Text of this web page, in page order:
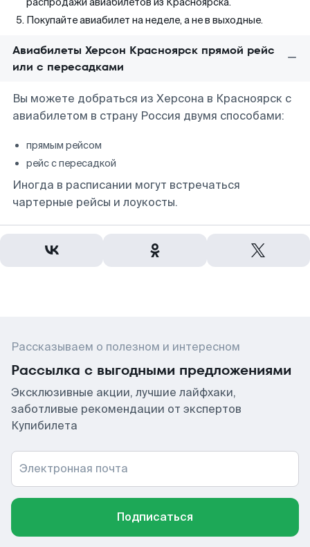
Покупайте авиабилет на неделе, а не в выходные.
Авиабилеты Херсон Красноярск прямой рейс
или с пересадками
Вы можете добраться из Херсона в Красноярск с
авиабилетом в страну Россия двумя способами:
прямым рейсом
рейс с пересадкой
Иногда в расписании могут встречаться
чартерные рейсы и лоукосты.
Рассказываем о полезном и интересном
Рассылка с выгодными предложениями
Эксклюзивные акции, лучшие лайфхаки,
заботливые рекомендации от экспертов
Купибилета
Электронная почта
Подписаться